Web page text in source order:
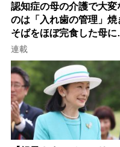
認知症の母の介護で大変
のは「入れ歯の管理」焼
そばをほぼ完食した母に
子が血の気が引いた理由
連載